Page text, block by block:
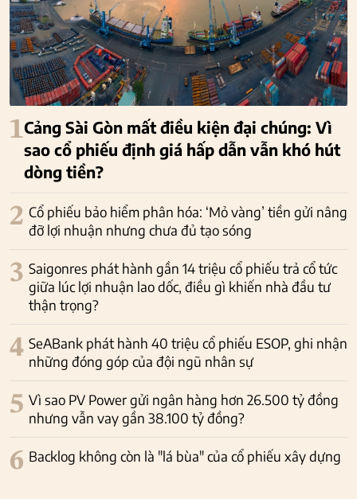
1Cảng Sài Gòn mất điều kiện đại chúng: Vì
sao cổ phiếu định giá hấp dẫn vẫn khó hút
dòng tiền?
2 Cổ phiếu bảo hiểm phân hóa: ‘Mỏ vàng’ tiền gửi nâng
đỡ lợi nhuận nhưng chưa đủ tạo sóng
3 Saigonres phát hành gần 14 triệu cổ phiếu trả cổ tức
giữa lúc lợi nhuận lao dốc, điều gì khiến nhà đầu tư
thận trọng?
4 SeABank phát hành 40 triệu cổ phiếu ESOP, ghi nhận
những đóng góp của đội ngũ nhân sự
5 Vì sao PV Power gửi ngân hàng hơn 26.500 tỷ đồng
nhưng vẫn vay gần 38.100 tỷ đồng?
6 Backlog không còn là "lá bùa" của cổ phiếu xây dựng